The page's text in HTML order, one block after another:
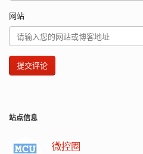
网站
提交评论
站点信息
微控圈